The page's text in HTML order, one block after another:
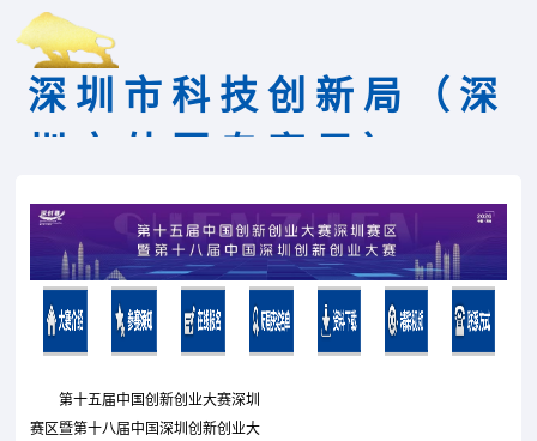
深圳市科技创新局（深
第十五届中国创新创业大赛深圳
赛区暨第十八届中国深圳创新创业大